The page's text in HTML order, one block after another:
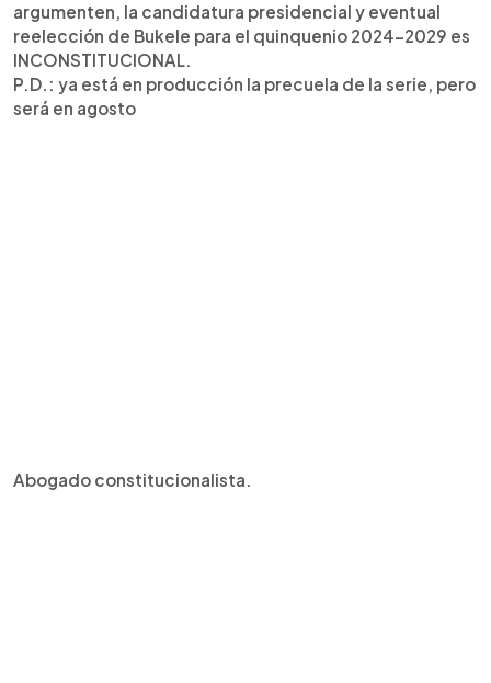
argumenten, la candidatura presidencial y eventual
reelección de Bukele para el quinquenio 2024-2029 es
INCONSTITUCIONAL.
P.D.: ya está en producción la precuela de la serie, pero
será en agosto
Abogado constitucionalista.